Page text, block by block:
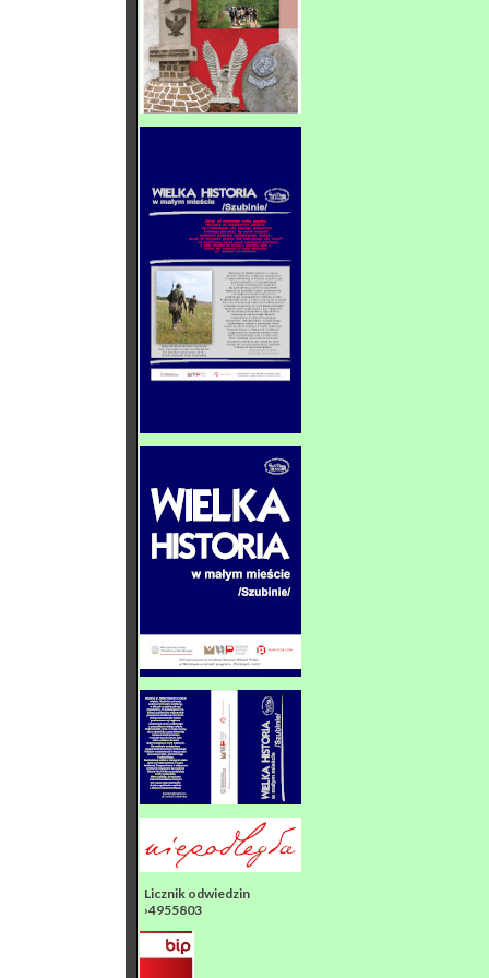
Licznik odwiedzin
›4955803